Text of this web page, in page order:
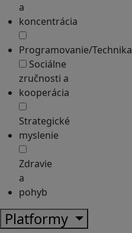
a
koncentrácia
Programovanie/Technika
Sociálne
zručnosti a
kooperácia
Strategické
myslenie
Zdravie
a
pohyb
Platformy